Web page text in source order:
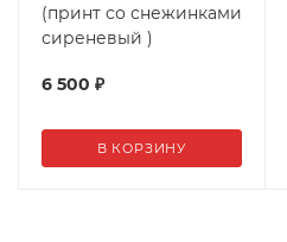
(принт со снежинками
сиреневый )
6 500 ₽
В КОРЗИНУ